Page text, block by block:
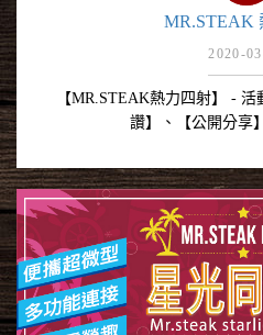
MR.STEAK
2020-
【MR.STEAK熱力四射】 -
讚】、【公開分享